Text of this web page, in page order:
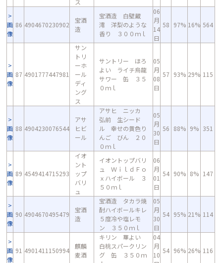
ス
画
像
86 4904670230902
宝酒
造
宝酒造 白壁蔵
澪 洋梨のような
香り ３００ｍｌ
06
月
14
日
58 97% 16% 564
画
像
87 4901777447981
サン
トリ
ーホ
ール
ディ
ング
ス
サントリー ほろ
よい ライチ烏龍
サワー 缶 ３５
０ｍｌ
05
月
08
日
57 93% 29% 115
画
像
88 4904230076544
アサ
ヒビ
ール
アサヒ ニッカ
弘前 生シード
ル 幸せの黄色り
んご びん ２０
０ｍｌ
05
月
30
日
56 88% 9% 351
画
像
89 4549414715293
イオ
ント
ップ
バリ
ュ
イオントップバリ
ュ ＷｉｌｄＦｏ
ｘハイボール ３
５０ｍｌ
06
月
01
日
54 90% 8% 147
画
像
90 4904670495479
宝酒
造
宝酒造 タカラ焼
酎ハイボールキレ
５度冷や塩レモ
ン ３５０ｍｌ
05
月
30
日
54 95% 21% 114
画
像
91 4901411150994
麒麟
麦酒
キリン 華よい
白桃スパークリン
グ 缶 ３５０ｍ
04
月
10
54 96% 26% 116